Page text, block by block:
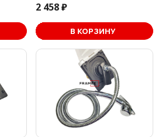
2 458 ₽
В КОРЗИНУ